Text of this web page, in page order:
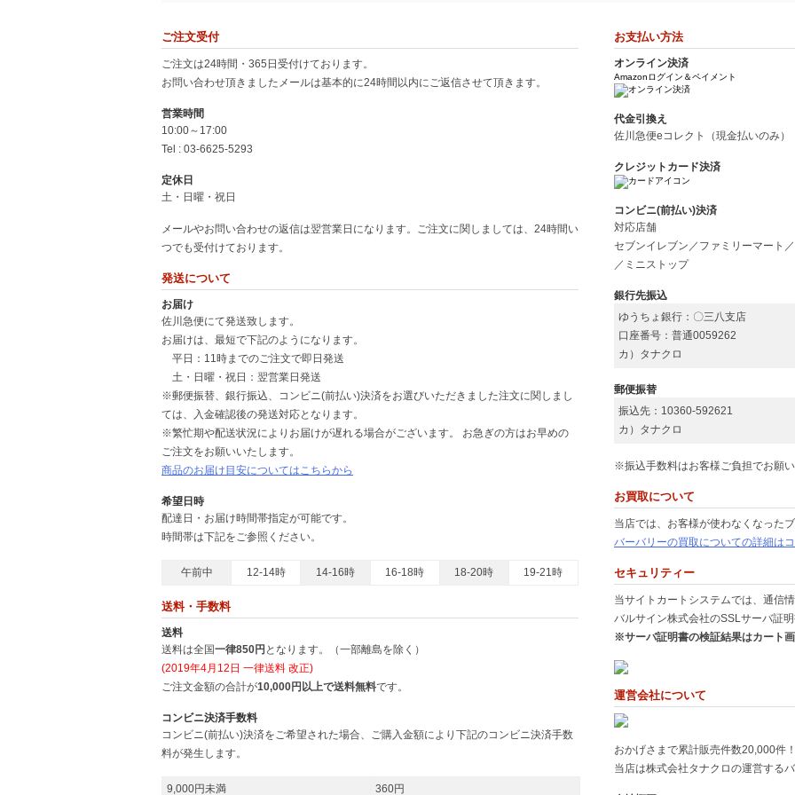
人気のクレストブリッジも種類豊富
BBLSHOPは、クレストブリッジブラックレーベルとクレストブリッジブルーレーベルを取り扱っています。メンズのブラックレーベルの方は、コートや
布やキーケース、靴やシューズ、アクセサリーや小物類、マフラーやストールなどを取り揃えています。 レディースのブルーレーベルのアイテムには、レ
トムス、アウターやジャケット、靴やサンダルやブーツなどが挙げられます。アイテムによっては、割安な価格で手に入るのがBBLSHOPの大きな魅力です
ル・クレストブリッジ
本家、バーバリーロンドンのブランドについて
BURBERRY LONDON (バーバリーロンドン) とは、本家であるBURBERRYのブラックレーベルなどと分けるための名称です。バーバリーロンドンは、バ
メージアイテムである英国チェック柄のマフラーやトレンチコートは、バーバリーロンドンの代表格とするアイテムとされ、昔は王室の御用達アイテムだ
のがメンズのトレンチコートです。裏地がチェックで表はベージュ色であしらわれている無地のデザインは、どのような洋服でも幅広くフィットする感じ
BURBERRYのセカンドラインとしてはバーバリーブリットなどがありますが、価格的に高級感があり人気が高いアイテムは、バーバリーロンドンに勝るブ
姉妹買取専門サイトのご案内
バーバリーの通販サイトや買取サイトを運営するタナクロでは、登山用品やキャンプ、アウトドア用品の専門買取サービス『マウンテンシティ』も姉妹サ
買取や、店頭での買取も行っており、たくさんの方にお使い頂いております。登山、キャンプ、アウトドア用品で不要なものがございましたらぜひ
ださい。
また、BBLSHOPを運営しているタナクロではオールジャンルの商材の宅配買取専門サービスも行っております。こちらはブランド品や、時計、貴金属宝
行っております。自宅にいて簡単申し込みが完了し、宅配買取キットに詰めて送り返すだけの便利なサービスです。ぜひ宅配買取専門『ウレル』
さらに２０１７年にスタートした電動工具などの買取サイトもご紹介いたします。バッテリーやハンドツール、工具箱などを積極的に買取させていただくサ
人さんがいらっしゃいましたら是非、電動工具の買取『工具男子』をご活用いただけますと幸いです。壊れた工具も、汚れた電動工具も買取対象でございま
ご注文受付
ご注文は24時間・365日受付けております。
お問い合わせ頂きましたメールは基本的に24時間以内にご返信させて頂きます。
営業時間
10:00～17:00
Tel : 03-6625-5293
定休日
土・日曜・祝日
メールやお問い合わせの返信は翌営業日になります。ご注文に関しましては、24時間い
つでも受付けております。
発送について
お届け
佐川急便にて発送致します。
お届けは、最短で下記のようになります。
平日：11時までのご注文で即日発送
土・日曜・祝日：翌営業日発送
※郵便振替、銀行振込、コンビニ(前払い)決済をお選びいただきました注文に関しまし
ては、入金確認後の発送対応となります。
※繁忙期や配送状況によりお届けが遅れる場合がございます。 お急ぎの方はお早めの
ご注文をお願いいたします。
商品のお届け目安についてはこちらから
希望日時
配達日・お届け時間帯指定が可能です。
時間帯は下記をご参照ください。
午前中 12-14時 14-16時 16-18時 18-20時 19-21時
送料・手数料
送料
送料は全国一律850円 となります。（一部離島を除く）
(2019年4月12日 一律送料 改正)
ご注文金額の合計が10,000円以上で送料無料です。
コンビニ決済手数料
コンビニ(前払い)決済をご希望された場合、ご購入金額により下記のコンビニ決済手数
料が発生します。
9,000円未満 360円
お支払い方法
オンライン決済
Amazonログイン＆ペイメント
代金引換え
佐川急便eコレクト（現金払いのみ）
クレジットカード決済
コンビニ(前払い)決済
対応店舗
セブンイレブン／ファミリーマート
／ミニストップ
銀行先振込
ゆうちょ銀行：〇三八支店
口座番号：普通0059262
カ）タナクロ
郵便振替
振込先：10360-592621
カ）タナクロ
※振込手数料はお客様ご負担でお願い
お買取について
当店では、お客様が使わなくなった
バーバリーの買取についての詳細は
セキュリティー
当サイトカートシステムでは、通信
バルサイン株式会社のSSLサーバ証明
※サーバ証明書の検証結果はカート画
運営会社について
おかげさまで累計販売件数20,000件
当店は株式会社タナクロの運営する